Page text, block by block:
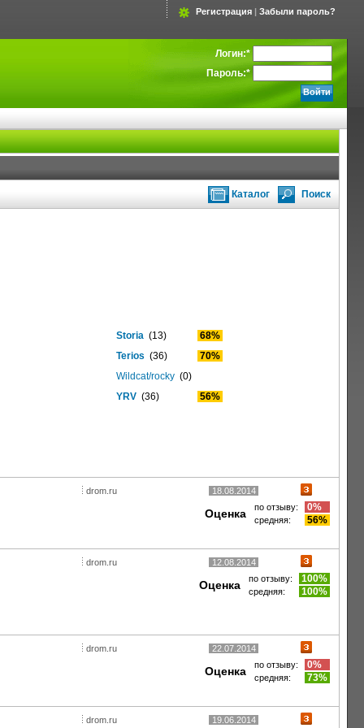
Регистрация | Забыли пароль?
Логин:*
Пароль:*
Поиск
Каталог
Storia (13)
68%
Terios (36)
70%
Wildcat/rocky (0)
YRV (36) 56%
drom.ru 18.08.2014
Оценка по отзыву: 0%
средняя: 56%
drom.ru 12.08.2014
Оценка по отзыву: 100%
средняя: 100%
drom.ru 22.07.2014
Оценка по отзыву: 0%
средняя: 73%
drom.ru 19.06.2014